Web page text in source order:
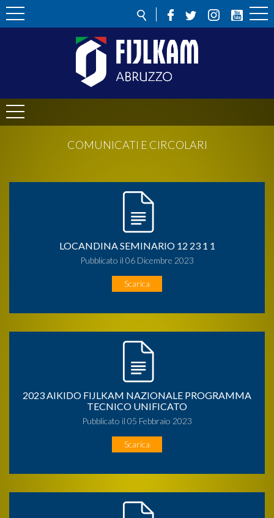
COMUNICATI E CIRCOLARI
LOCANDINA SEMINARIO 12 23 1 1
Pubblicato il 06 Dicembre 2023
Scarica
2023 AIKIDO FIJLKAM NAZIONALE PROGRAMMA
TECNICO UNIFICATO
Pubblicato il 05 Febbraio 2023
Scarica